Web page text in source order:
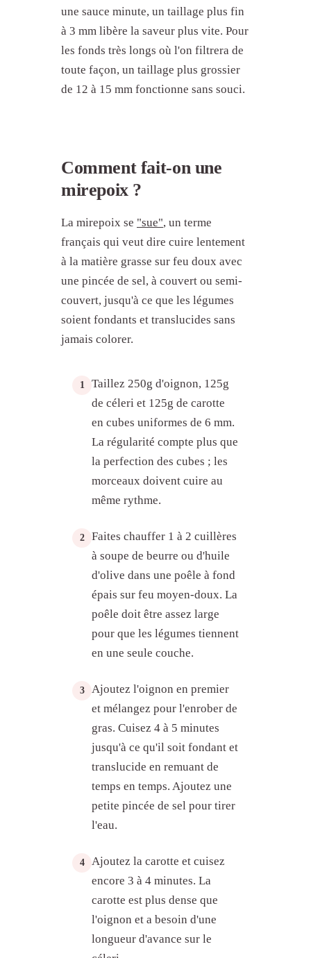
Comment fait-on une mirepoix ?
Mirepoix, sofrito ou trinité sainte,
À quoi sert la mirepoix en cuisine
une sauce minute, un taillage plus fin
à 3 mm libère la saveur plus vite. Pour
les fonds très longs où l'on filtrera de
toute façon, un taillage plus grossier
de 12 à 15 mm fonctionne sans souci.
Comment fait-on une
mirepoix ?
La mirepoix se "sue", un terme
français qui veut dire cuire lentement
à la matière grasse sur feu doux avec
une pincée de sel, à couvert ou semi-
couvert, jusqu'à ce que les légumes
soient fondants et translucides sans
jamais colorer.
1
Taillez 250g d'oignon, 125g
de céleri et 125g de carotte
en cubes uniformes de 6 mm.
La régularité compte plus que
la perfection des cubes ; les
morceaux doivent cuire au
même rythme.
2
Faites chauffer 1 à 2 cuillères
à soupe de beurre ou d'huile
d'olive dans une poêle à fond
épais sur feu moyen-doux. La
poêle doit être assez large
pour que les légumes tiennent
en une seule couche.
3
Ajoutez l'oignon en premier
et mélangez pour l'enrober de
gras. Cuisez 4 à 5 minutes
jusqu'à ce qu'il soit fondant et
translucide en remuant de
temps en temps. Ajoutez une
petite pincée de sel pour tirer
l'eau.
4
Ajoutez la carotte et cuisez
encore 3 à 4 minutes. La
carotte est plus dense que
l'oignon et a besoin d'une
longueur d'avance sur le